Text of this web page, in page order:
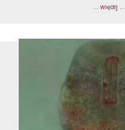
... więcej ...